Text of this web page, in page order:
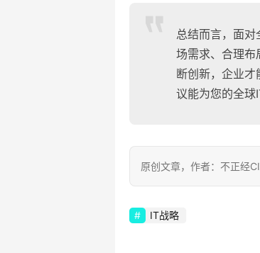
总结而言，面
场需求、合理布
断创新，企业
议能为您的全球
原创文章，作者：不正经
IT战略